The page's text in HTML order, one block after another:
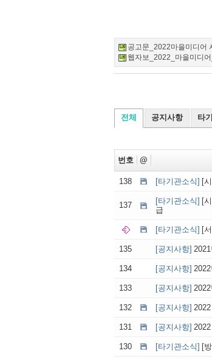
공고문_2022마을미디어
웹자보_2022_마을미디
전체 공지사항 타
번호 @
138 [타기관소식] [
137 [타기관소식] [
급
[타기관소식] [
135 [공지사항]
134 [공지사항]
133 [공지사항]
132 [공지사항]
131 [공지사항]
130 [타기관소식] [